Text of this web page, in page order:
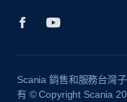
Scania 銷售和服務台灣
有 © Copyright Scania